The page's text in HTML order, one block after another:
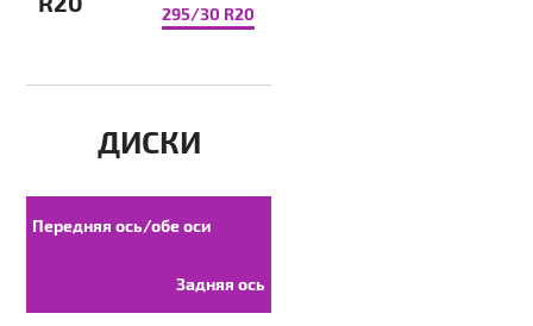
295/30 R20
ДИСКИ
Передняя ось/обе оси
Задняя ось